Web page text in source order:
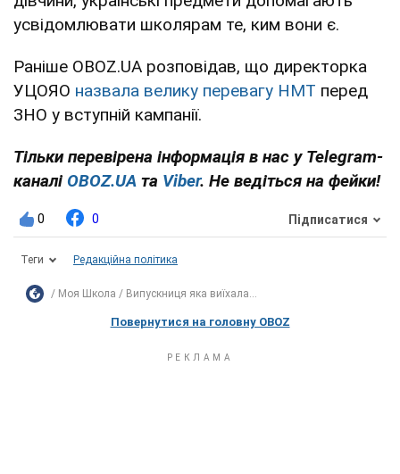
усвідомлювати школярам те, ким вони є.
Раніше OBOZ.UA розповідав, що ​директорка
УЦОЯО назвала велику перевагу НМТ перед
ЗНО у вступній кампанії.
Тільки перевірена інформація в нас у Telegram-
каналі OBOZ.UA та Viber. Не ведіться на фейки!
0 0 Підписатися
Теги Редакційна політика
Моя Школа Випускниця яка виїхала...
Повернутися на головну OBOZ